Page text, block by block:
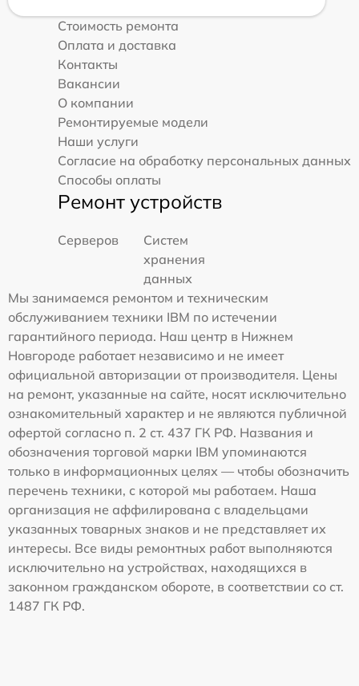
Стоимость ремонта
Оплата и доставка
Контакты
Вакансии
О компании
Ремонтируемые модели
Наши услуги
Согласие на обработку персональных данных
Способы оплаты
Ремонт устройств
Серверов
Систем
хранения
данных
Мы занимаемся ремонтом и техническим
обслуживанием техники IBM по истечении
гарантийного периода. Наш центр в Нижнем
Новгороде работает независимо и не имеет
официальной авторизации от производителя. Цены
на ремонт, указанные на сайте, носят исключительно
ознакомительный характер и не являются публичной
офертой согласно п. 2 ст. 437 ГК РФ. Названия и
обозначения торговой марки IBM упоминаются
только в информационных целях — чтобы обозначить
перечень техники, с которой мы работаем. Наша
организация не аффилирована с владельцами
указанных товарных знаков и не представляет их
интересы. Все виды ремонтных работ выполняются
исключительно на устройствах, находящихся в
законном гражданском обороте, в соответствии со ст.
1487 ГК РФ.